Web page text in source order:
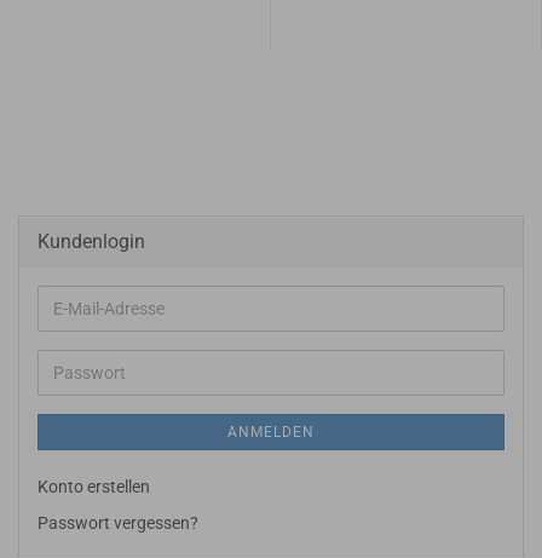
Kundenlogin
E-
Mail-
Adresse
Passwort
ANMELDEN
Konto erstellen
Passwort vergessen?